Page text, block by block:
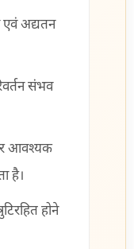
एवं अद्यतन
संभव
आवश्यक
है।
होने